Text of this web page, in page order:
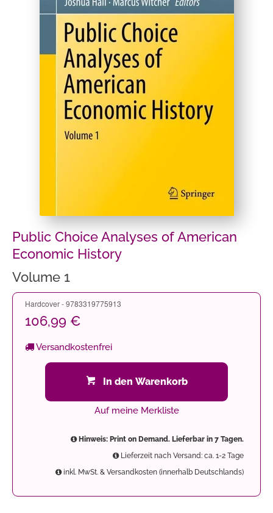
Public Choice Analyses of American
Economic History
Volume 1
Hardcover - 9783319775913
106,99 €
Versandkostenfrei
In den Warenkorb
Auf meine Merkliste
Hinweis: Print on Demand. Lieferbar in 7 Tagen.
Lieferzeit nach Versand: ca. 1-2 Tage
inkl. MwSt. & Versandkosten (innerhalb Deutschlands)